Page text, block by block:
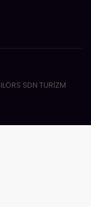
SDN TURİZM